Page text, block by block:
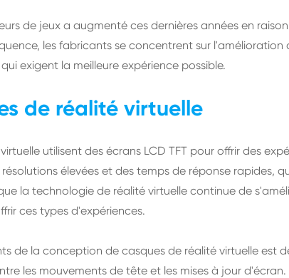
de jeux a augmenté ces dernières années en
les fabricants se concentrent sur l'amélioration
exigent la meilleure expérience possible.
de réalité virtuelle
utilisent des écrans LCD TFT pour offrir des
élevées et des temps de réponse rapides,
la technologie de réalité virtuelle continue de
ces types d'expériences.
de la conception de casques de réalité virtuelle est
les mouvements de tête et les mises à jour d'écran.